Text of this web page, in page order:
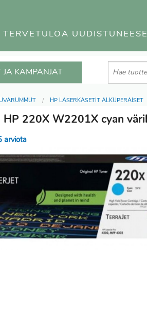
TERVETULOA
JA KAMPANJAT
HP LASERKASETIT ALKUPERÄISET
HP 220X W2201X cyan
arviota